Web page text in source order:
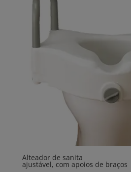
Alteador de sanita
ajustável, com apoios de braços